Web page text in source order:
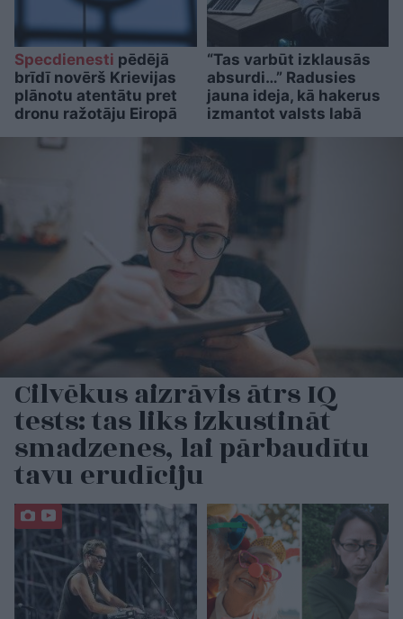
Specdienesti pēdējā
brīdī novērš Krievijas
plānotu atentātu pret
dronu ražotāju Eiropā
“Tas varbūt izklausās
absurdi…” Radusies
jauna ideja, kā hakerus
izmantot valsts labā
Cilvēkus aizrāvis ātrs IQ
tests: tas liks izkustināt
smadzenes, lai pārbaudītu
tavu erudīciju